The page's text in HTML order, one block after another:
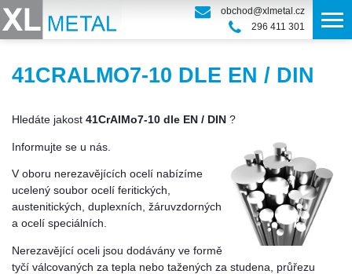
obchod@xlmetal.cz
296 411 301
41CRALMO7-10 DLE EN / DIN
Hledáte jakost 41CrAlMo7-10 dle EN / DIN ?
Informujte se u nás.
V oboru nerezavějících ocelí nabízíme
ucelený soubor ocelí feritických,
austenitických, duplexních, žáruvzdorných
a ocelí speciálních.
Nerezavějící oceli jsou dodávány ve formě
tyčí válcovaných za tepla nebo tažených za studena, průřezu